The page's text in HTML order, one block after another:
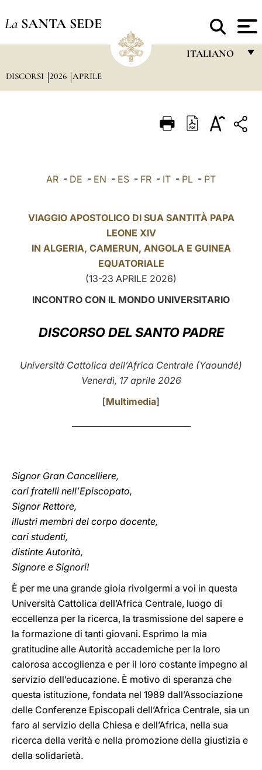
La SANTA SEDE
ITALIANO
ITALIANO
POLSKI
DISCORSI 2026 APRILE
AR - DE - EN - ES - FR - IT - PL - PT
VIAGGIO APOSTOLICO DI SUA SANTITÀ PAPA
LEONE XIV
IN ALGERIA, CAMERUN, ANGOLA E GUINEA
EQUATORIALE
(13-23 APRILE 2026)
INCONTRO CON IL MONDO UNIVERSITARIO
DISCORSO DEL SANTO PADRE
Università Cattolica dell’Africa Centrale (Yaoundé)
Venerdì, 17 aprile 2026
[Multimedia]
Signor Gran Cancelliere,
cari fratelli nell’Episcopato,
Signor Rettore,
illustri membri del corpo docente,
cari studenti,
distinte Autorità,
Signore e Signori!
È per me una grande gioia rivolgermi a voi in questa
Università Cattolica dell’Africa Centrale, luogo di
eccellenza per la ricerca, la trasmissione del sapere e
la formazione di tanti giovani. Esprimo la mia
gratitudine alle Autorità accademiche per la loro
calorosa accoglienza e per il loro costante impegno al
servizio dell’educazione. È motivo di speranza che
questa istituzione, fondata nel 1989 dall’Associazione
delle Conferenze Episcopali dell’Africa Centrale, sia un
faro al servizio della Chiesa e dell’Africa, nella sua
ricerca della verità e nella promozione della giustizia e
della solidarietà.